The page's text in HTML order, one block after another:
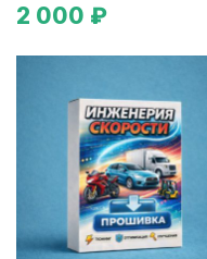
2 000 ₽